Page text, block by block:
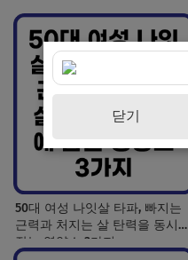
50대 여성 나잇살 타파, 빠지는
근력과 처지는 살 탄력을 동시에
잡는 영양소 3가지
닫기